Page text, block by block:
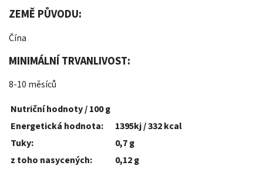
ZEMĚ PŮVODU:
Čína
MINIMÁLNÍ TRVANLIVOST:
8-10 měsíců
Nutriční hodnoty / 100 g
Energetická hodnota:
1395kj / 332 kcal
Tuky:
0,7 g
z toho nasycených:
0,12 g